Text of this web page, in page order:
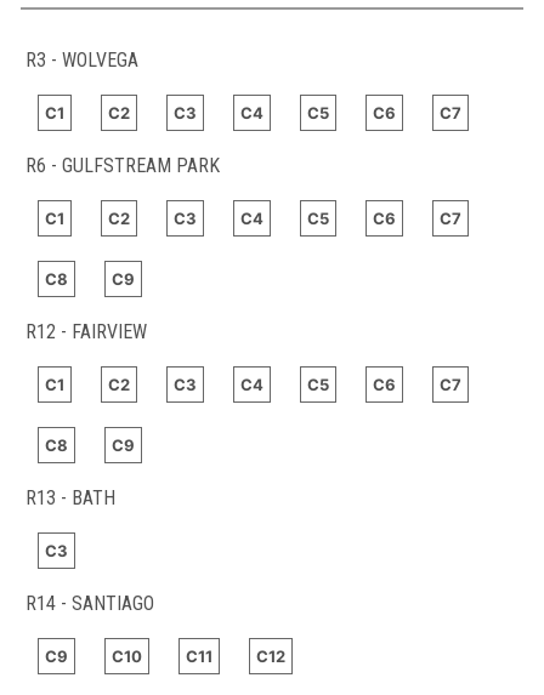
R3 - WOLVEGA
C1 C2 C3 C4 C5 C6 C7
R6 - GULFSTREAM PARK
C1 C2 C3 C4 C5 C6 C7
C8 C9
R12 - FAIRVIEW
C1 C2 C3 C4 C5 C6 C7
C8 C9
R13 - BATH
C3
R14 - SANTIAGO
C9 C10 C11 C12